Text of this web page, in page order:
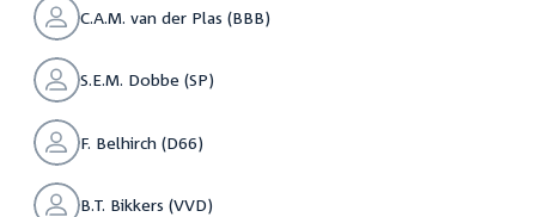
C.A.M. van der Plas (BBB)
S.E.M. Dobbe (SP)
F. Belhirch (D66)
B.T. Bikkers (VVD)